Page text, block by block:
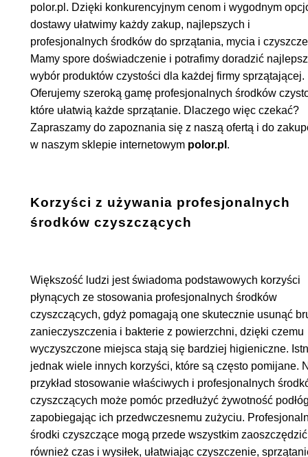
polor.pl. Dzięki konkurencyjnym cenom i wygodnym
dostawy ułatwimy każdy zakup, najlepszych i
profesjonalnych środków do sprzątania, mycia i
Mamy spore doświadczenie i potrafimy doradzić
wybór produktów czystości dla każdej firmy sprzątającej.
Oferujemy szeroką gamę profesjonalnych środków
które ułatwią każde sprzątanie. Dlaczego więc czekać?
Zapraszamy do zapoznania się z naszą ofertą i do
w naszym sklepie internetowym polor.pl .
Korzyści z używania profesjonalnych
środków czyszczących
Większość ludzi jest świadoma podstawowych korzyści
płynących ze stosowania profesjonalnych środków
czyszczących, gdyż pomagają one skutecznie usunąć
zanieczyszczenia i bakterie z powierzchni, dzięki czemu
wyczyszczone miejsca stają się bardziej higieniczne.
jednak wiele innych korzyści, które są często pomijane.
przykład stosowanie właściwych i profesjonalnych
czyszczących może pomóc przedłużyć żywotność
zapobiegając ich przedwczesnemu zużyciu.
środki czyszczące mogą przede wszystkim zaoszczędzić
również czas i wysiłek, ułatwiając czyszczenie,